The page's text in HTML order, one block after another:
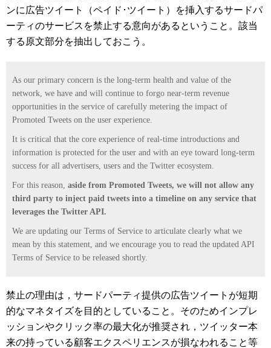
ンに広告ツイート（ペイド･ツイート）を挿入するサードパ
ーティのサービスを禁止する意向があるということ。該当
する原文部分を抽出しておこう。
As our primary concern is the long-term health and value of the
network, we have and will continue to forgo near-term revenue
opportunities in the service of carefully metering the impact of
Promoted Tweets on the user experience.
It is critical that the core experience of real-time introductions and
information is protected for the user and with an eye toward long-term
success for all advertisers, users and the Twitter ecosystem.
For this reason, aside from Promoted Tweets, we will not allow any
third party to inject paid tweets into a timeline on any service that
leverages the Twitter API.
We are updating our Terms of Service to articulate clearly what we
mean by this statement, and we encourage you to read the updated API
Terms of Service to be released shortly.
禁止の理由は，サードパーティ提供の広告ツイートが短期
的なマネタイズを目的としていること。そのためインプレ
ッションやクリック率の最大化が推奨され，ツイッター本
来の持っている顧客エクスペリエンスが損なわれること等